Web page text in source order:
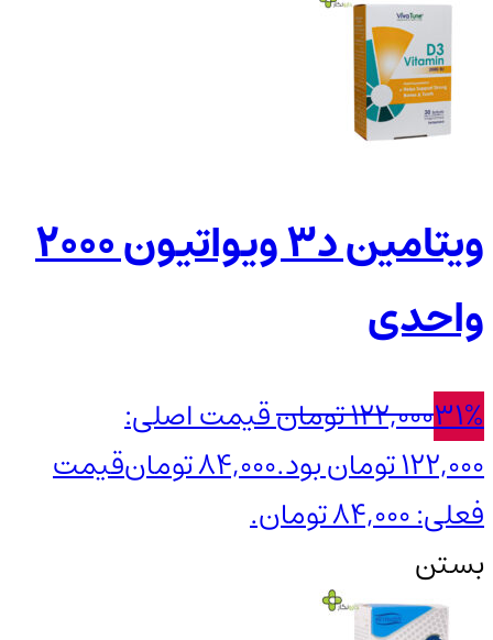
ویتامین د3 ویواتیون 2000
واحدی
31%
122,000تومانقیمت اصلی:
122,000 تومان بود.
84,000تومانقیمت
فعلی: 84,000 تومان.
بستن